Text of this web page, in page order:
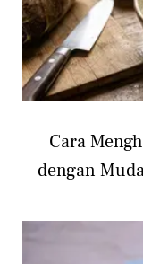
Cara
dengan